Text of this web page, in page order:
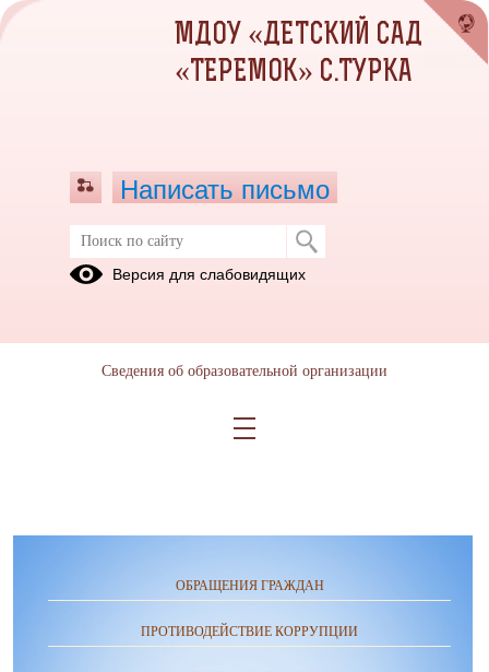
Масленица
Дата обновления: 26.04.2020
ОБРАЩЕНИЯ ГРАЖДАН
ПРОТИВОДЕЙСТВИЕ КОРРУПЦИИ
МДОУ «ДЕТСКИЙ САД
«ТЕРЕМОК» С.ТУРКА
Написать письмо
Версия для слабовидящих
Сведения об образовательной организации